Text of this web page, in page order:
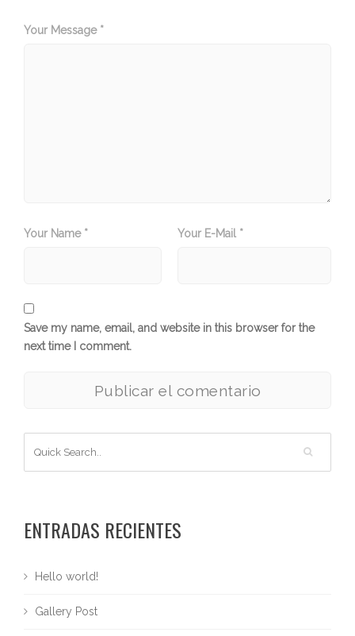
Your Message *
Your Name * Your E-Mail *
Save my name, email, and website in this browser for the
next time I comment.
ENTRADAS RECIENTES
Hello world!
Gallery Post